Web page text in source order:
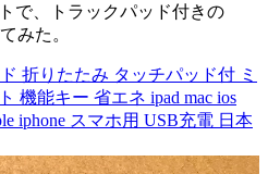
で、トラックパッド付きの
みた。
折りたたみ タッチパッド付 ミ
機能キー 省エネ ipad mac ios
iphone スマホ用 USB充電 日本